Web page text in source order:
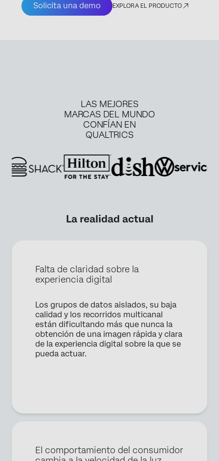
Solicita una demo EXPLORA EL PRODUCTO
Solicita una demo
Nombre*
Apellido*
Privacy
Optin
Al proporcionar esta información, autorizas que podremos
procesar tus datos personales de acuerdo con nuestra
LAS MEJORES
MARCAS DEL MUNDO
CONFÍAN EN
QUALTRICS
La realidad actual
Falta de claridad sobre la
experiencia digital
Los grupos de datos aislados, su baja
calidad y los recorridos multicanal
están dificultando más que nunca la
obtención de una imagen rápida y clara
de la experiencia digital sobre la que se
pueda actuar.
El comportamiento del consumidor